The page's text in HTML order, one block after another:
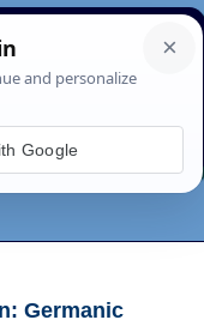
News
Germanic
Google